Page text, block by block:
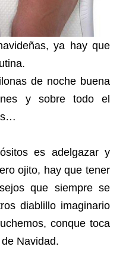
ya hay que
de noche buena
y sobre todo el
es adelgazar y
ojito, hay que tener
que siempre se
diablillo imaginario
conque toca
Navidad.